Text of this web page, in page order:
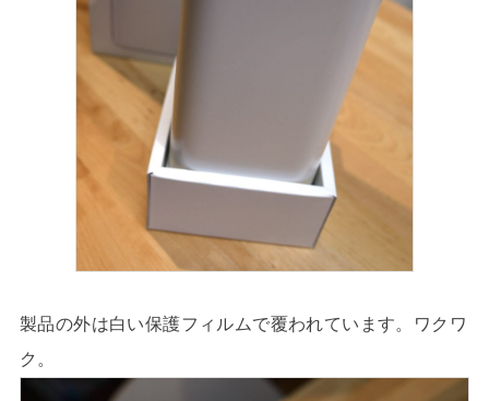
製品の外は白い保護フィルムで覆われています。ワクワ
ク。